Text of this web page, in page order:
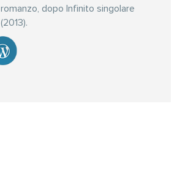
romanzo, dopo Infinito singolare
(2013).